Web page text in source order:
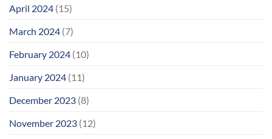
April 2024 (15)
March 2024 (7)
February 2024 (10)
January 2024 (11)
December 2023 (8)
November 2023 (12)